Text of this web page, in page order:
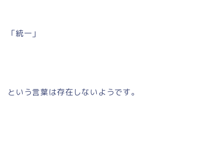
「統一」
という言葉は存在しないようです。